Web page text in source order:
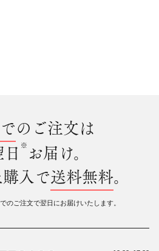
のご注文は
※ お届け。
入で送料無料。
のご注文で翌日にお届けいたします。